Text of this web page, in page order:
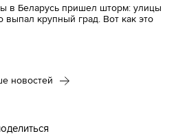
в Беларусь пришел шторм: улицы
выпал крупный град. Вот как это
новостей